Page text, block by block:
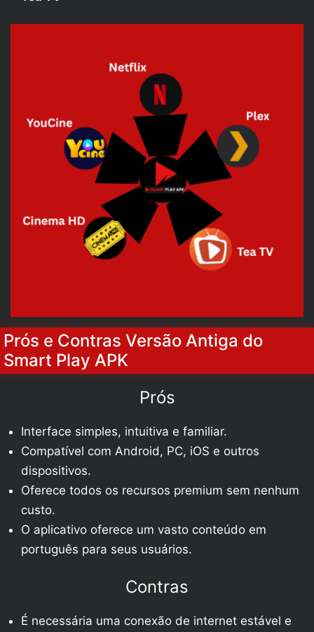
Prós e Contras Versão Antiga do
Smart Play APK
Prós
Interface simples, intuitiva e familiar.
Compatível com Android, PC, iOS e outros
dispositivos.
Oferece todos os recursos premium sem nenhum
custo.
O aplicativo oferece um vasto conteúdo em
português para seus usuários.
Contras
É necessária uma conexão de internet estável e